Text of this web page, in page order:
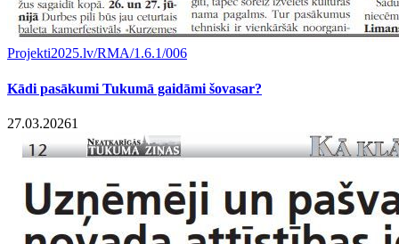
Projekti2025.lv/RMA/1.6.1/006
Kādi pasākumi Tukumā gaidāmi šovasar?
27.03.20261